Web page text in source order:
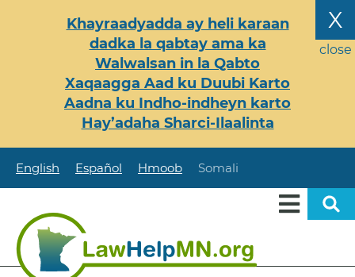
X
close
Khayraadyadda ay heli karaan
dadka la qabtay ama ka
Walwalsan in la Qabto
Xaqaagga Aad ku Duubi Karto
Aadna ku Indho-indheyn karto
Hay’adaha Sharci-Ilaalinta
English Español Hmoob Somali